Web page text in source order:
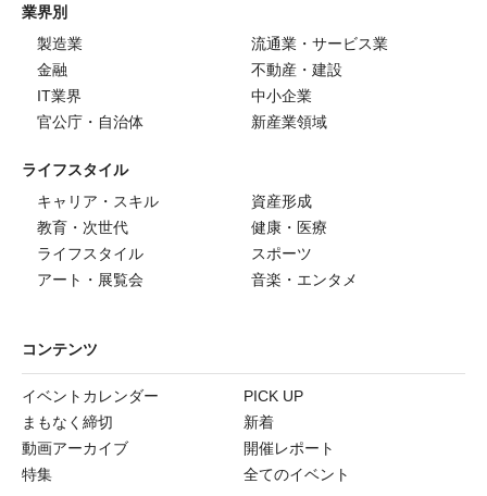
業界別
製造業
流通業・サービス業
金融
不動産・建設
IT業界
中小企業
官公庁・自治体
新産業領域
ライフスタイル
キャリア・スキル
資産形成
教育・次世代
健康・医療
ライフスタイル
スポーツ
アート・展覧会
音楽・エンタメ
コンテンツ
イベントカレンダー
PICK UP
まもなく締切
新着
動画アーカイブ
開催レポート
特集
全てのイベント